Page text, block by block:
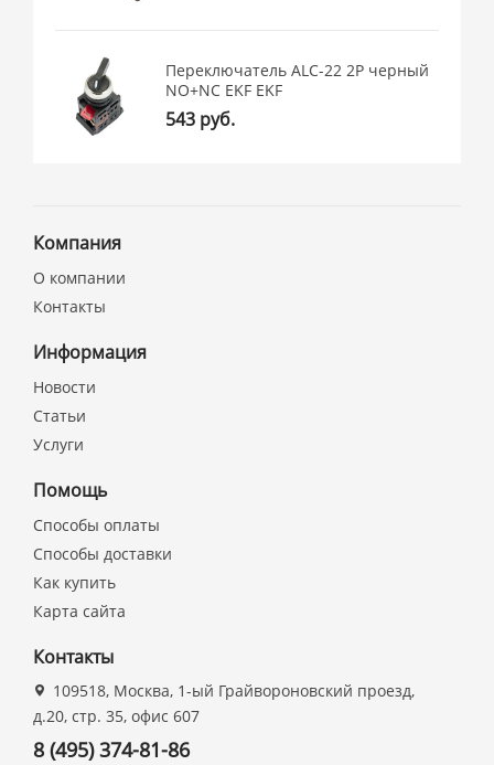
Переключатель АLС-22 2P черный
NO+NC EKF EKF
543 руб.
Компания
О компании
Контакты
Информация
Новости
Статьи
Услуги
Помощь
Способы оплаты
Способы доставки
Как купить
Карта сайта
Контакты
109518, Москва, 1-ый Грайвороновский проезд,
д.20, стр. 35, офис 607
8 (495) 374-81-86